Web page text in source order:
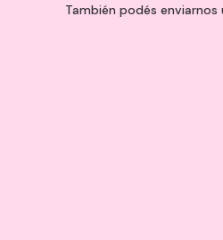
También podés enviarnos